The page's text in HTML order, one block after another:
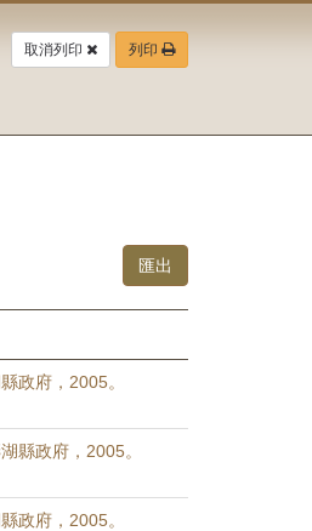
取消列印 列印
政府，2005。
縣政府，2005。
政府，2005。